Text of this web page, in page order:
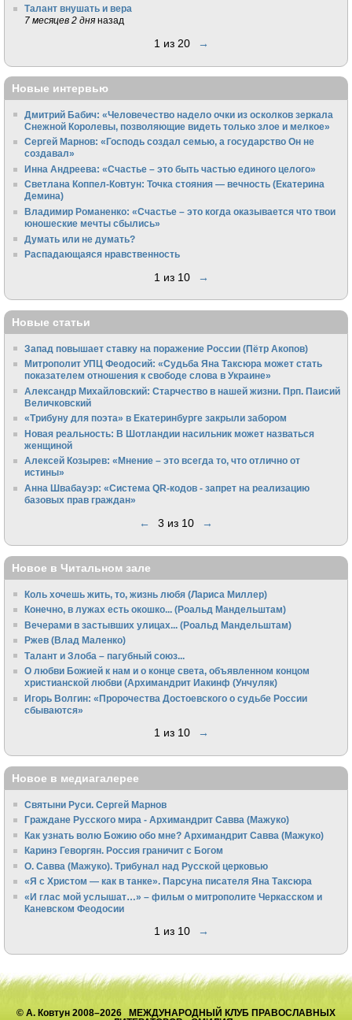
Талант внушать и вера
7 месяцев 2 дня назад
1 из 20 →
Новые интервью
Дмитрий Бабич: «Человечество надело очки из осколков зеркала
Снежной Королевы, позволяющие видеть только злое и мелкое»
Сергей Марнов: «Господь создал семью, а государство Он не
создавал»
Инна Андреева: «Счастье – это быть частью единого целого»
Светлана Коппел-Ковтун: Точка стояния — вечность (Екатерина
Демина)
Владимир Романенко: «Счастье – это когда оказывается что твои
юношеские мечты сбылись»
Думать или не думать?
Распадающаяся нравственность
1 из 10 →
Новые статьи
Запад повышает ставку на поражение России (Пётр Акопов)
Митрополит УПЦ Феодосий: «Судьба Яна Таксюра может стать
показателем отношения к свободе слова в Украине»
Алек­сандр Михайловский: Старчество в нашей жизни. Прп. Паисий
Величковский
«Трибуну для поэта» в Екатеринбурге закрыли забором
Новая реальность: В Шотландии насильник может назваться
женщиной
Алексей Козырев: «Мнение – это всегда то, что отлично от
истины»
Анна Швабауэр: «Система QR-кодов - запрет на реализацию
базовых прав граждан»
← 3 из 10 →
Новое в Читальном зале
Коль хочешь жить, то, жизнь любя (Лариса Миллер)
Конечно, в лужах есть окошко... (Роальд Мандельштам)
Вечерами в застывших улицах... (Роальд Мандельштам)
Ржев (Влад Маленко)
Талант и Злоба – пагубный союз...
О любви Божией к нам и о конце света, объявленном концом
христианской любви (Архимандрит Иакинф (Унчуляк)
Игорь Волгин: «Пророчества Достоевского о судьбе России
сбываются»
1 из 10 →
Новое в медиагалерее
Святыни Руси. Сергей Марнов
Граждане Русского мира - Архимандрит Савва (Мажуко)
Как узнать волю Божию обо мне? Архимандрит Савва (Мажуко)
Каринэ Геворгян. Россия граничит с Богом
О. Савва (Мажуко). Трибунал над Русской церковью
«Я с Христом — как в танке». Парсуна писателя Яна Таксюра
«И глас мой услышат…» – фильм о митрополите Черкасском и
Каневском Феодосии
1 из 10 →
© А. Ковтун 2008–2026 МЕЖДУНАРОДНЫЙ КЛУБ ПРАВОСЛАВНЫХ